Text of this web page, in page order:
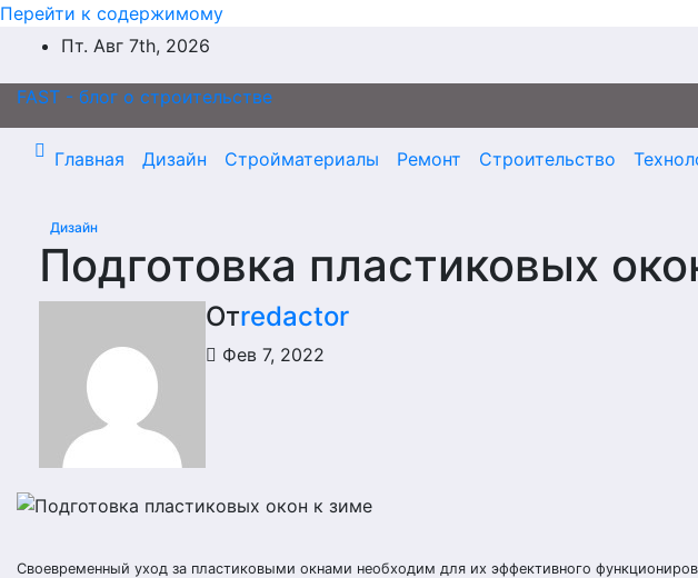
Перейти к содержимому
Пт. Авг 7th, 2026
FAST - блог о строительстве
Главная Дизайн Стройматериалы Ремонт Строительство
Дизайн
Подготовка пластиковых
Отredactor
Фев 7, 2022
Своевременный уход за пластиковыми окнами необходим для их эффективного